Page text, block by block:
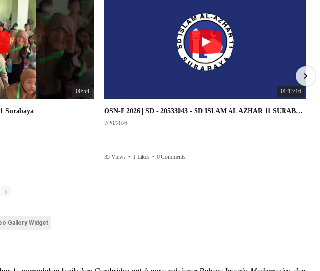
00:54
Surabaya
01:13:16
OSN-P 2026 | SD - 20533043 - SD ISLAM AL AZHAR 11 SURABAYA | IPA
7/20/2026
35 Views • 1 Likes • 0 Comments
Gallery Widget